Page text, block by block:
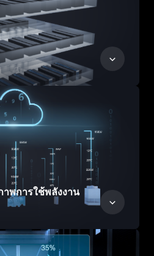
พการใช้พลังงาน